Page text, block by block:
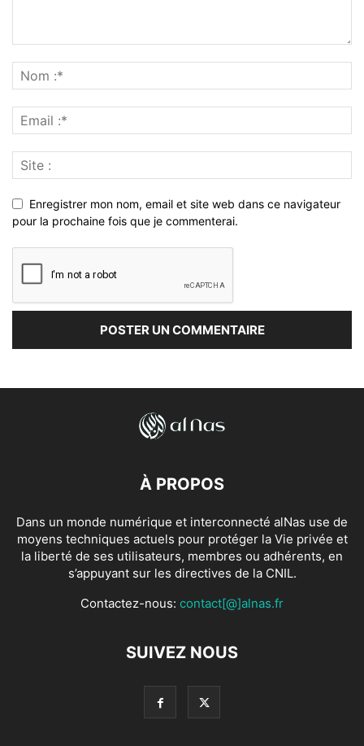
Enregistrer mon nom, email et site web dans ce navigateur
pour la prochaine fois que je commenterai.
À PROPOS
Dans un monde numérique et interconnecté alNas use de
moyens techniques actuels pour protéger la Vie privée et
la liberté de ses utilisateurs, membres ou adhérents, en
s’appuyant sur les directives de la CNIL.
Contactez-nous: contact[@]alnas.fr
SUIVEZ NOUS